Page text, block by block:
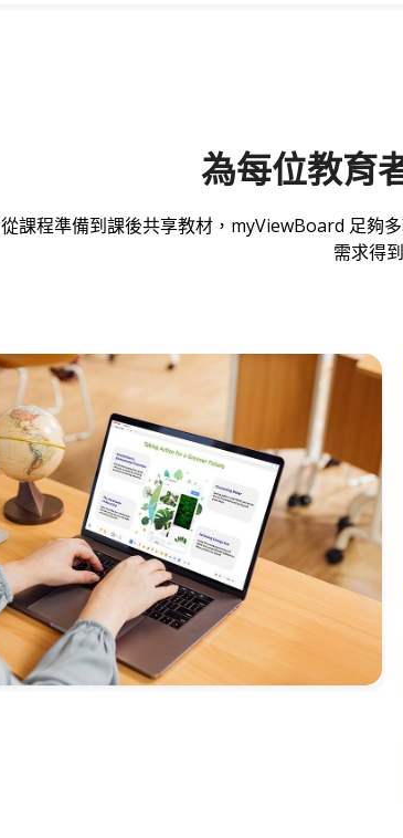
為每位教育
從課程準備到課後共享教材，myViewBoard 足夠
需求得